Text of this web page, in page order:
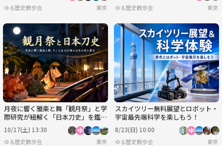
ゆる歴史散歩会 東京 ゆる歴史散歩会 東京
月夜に響く雅楽と舞「観月祭」と学
際研究が紐解く「日本刀史」を鑑賞
しよう！
10/17(土) 13:30
ゆる歴史散歩会 東京
スカイツリー無料展望とロボット・
宇宙最先端科学を楽しもう！
8/23(日) 10:00
ゆる歴史散歩会 東京